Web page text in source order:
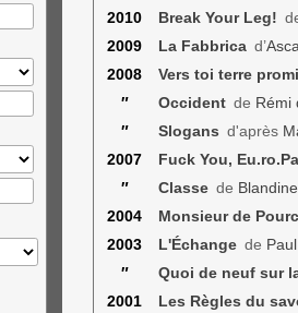
2010
Break Your Leg!
2009
La Fabbricad’
2008
Vers toi terre
″
Occidentde Rémi
″
Slogans d'après
2007
Fuck You,
″
Classede
2004
Monsieur de
2003
L'Échangede
″
Quoi de neuf sur
2001
Les Règles du